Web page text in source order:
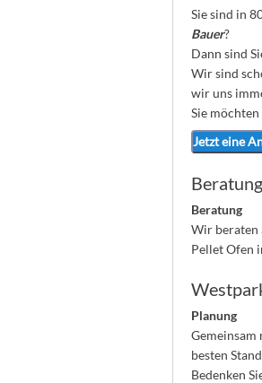
Sie sind in
Bauer?
Dann sind
Wir sind
wir uns
Sie
Jetzt eine
Beratung
Wir beraten
Pellet Ofen
Planung
Gemeinsam
besten
Bedenken